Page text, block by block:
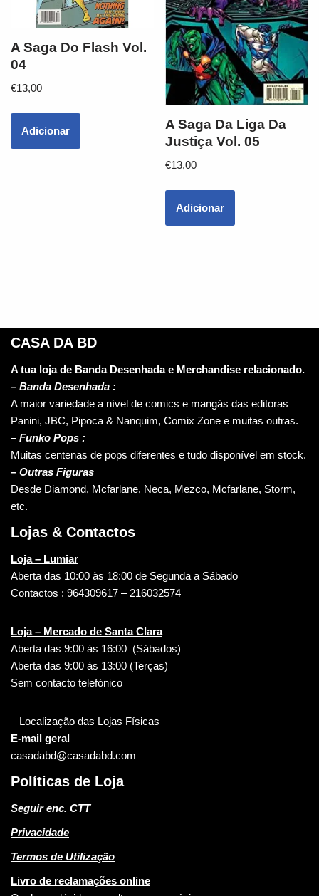
A Saga Do Flash Vol.
04
€13,00
Adicionar
A Saga Da Liga Da
Justiça Vol. 05
€13,00
Adicionar
CASA DA BD
A tua loja de Banda Desenhada e Merchandise relacionado.
– Banda Desenhada :
A maior variedade a nível de comics e mangás das editoras
Panini, JBC, Pipoca & Nanquim, Comix Zone e muitas outras.
– Funko Pops :
Muitas centenas de pops diferentes e tudo disponível em stock.
– Outras Figuras
Desde Diamond, Mcfarlane, Neca, Mezco, Mcfarlane, Storm,
etc.
Lojas & Contactos
Loja – Lumiar
Aberta das 10:00 às 18:00 de Segunda a Sábado
Contactos : 964309617 – 216032574
Loja – Mercado de Santa Clara
Aberta das 9:00 às 16:00 (Sábados)
Aberta das 9:00 às 13:00 (Terças)
Sem contacto telefónico
–Localização das Lojas Físicas
E-mail geral
casadabd@casadabd.com
Políticas de Loja
Seguir enc. CTT
Privacidade
Termos de Utilização
Livro de reclamações online